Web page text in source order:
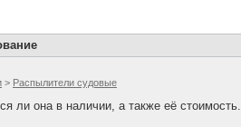
> Распылители судовые
ли она в наличии, а также её стоимость.